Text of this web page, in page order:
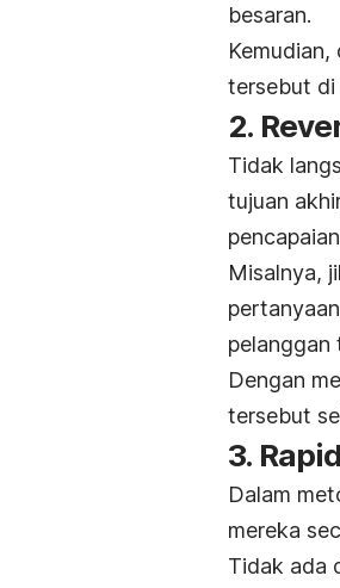
besaran.
tersebut di
2.
Tidak
tujuan
Misalnya,
pelanggan
Dengan
tersebut
3.
Dalam
mereka
Tidak ada